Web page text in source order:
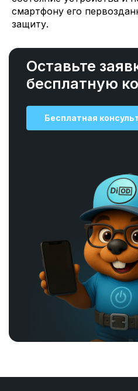
смартфону его
защиту.
Оставьте
бесплатную
Бесплатная